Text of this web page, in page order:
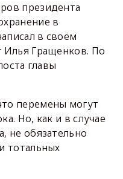
президента
в
в своём
Илья Гращенков. По
главы
перемены могут
Но, как и в случае
не обязательно
тотальных